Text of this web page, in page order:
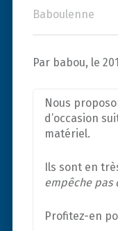
Baboulenne
Par babou, le
Nous
d’occasion
matériel.
Ils sont en
empêche pas
Profitez-en